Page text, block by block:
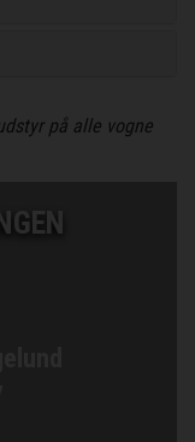
på alle vogne